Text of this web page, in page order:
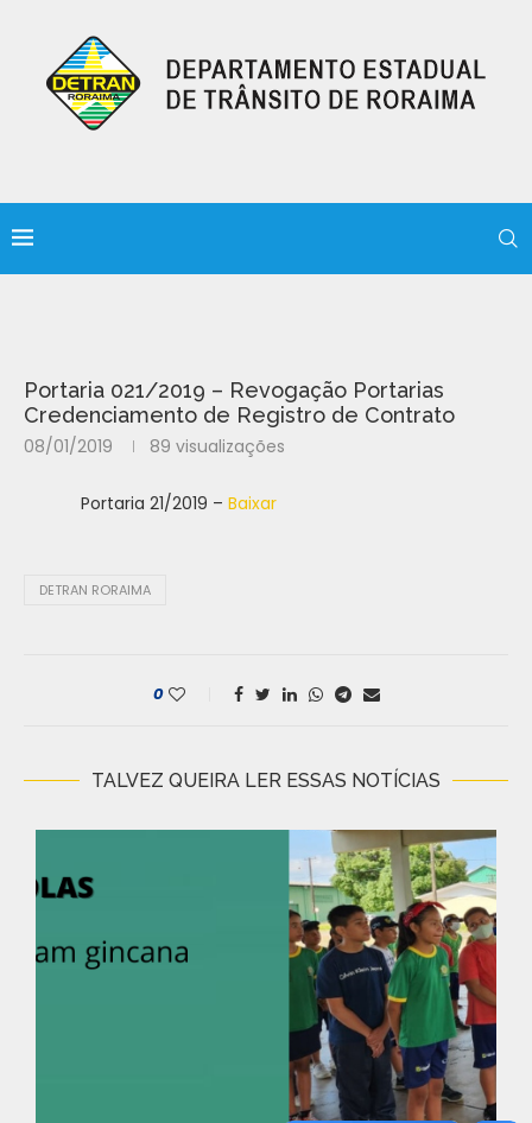
Portaria 021/2019 – Revogação Portarias
Credenciamento de Registro de Contrato
08/01/2019 89 visualizações
Portaria 21/2019 – Baixar
DETRAN RORAIMA
0
TALVEZ QUEIRA LER ESSAS NOTÍCIAS